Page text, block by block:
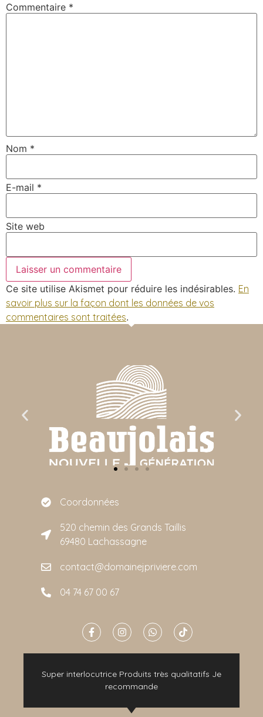
Commentaire *
Nom *
E-mail *
Site web
Ce site utilise Akismet pour réduire les indésirables. En
savoir plus sur la façon dont les données de vos
commentaires sont traitées.
Coordonnées
520 chemin des Grands Taillis
69480 Lachassagne
contact@domainejpriviere.com
04 74 67 00 67
Super interlocutrice Produits très qualitatifs Je
recommande